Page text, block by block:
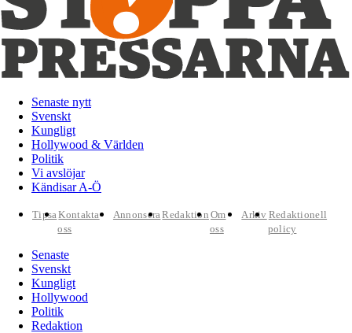
Senaste nytt
Svenskt
Kungligt
Hollywood & Världen
Politik
Vi avslöjar
Kändisar A-Ö
TipsaKontakta
oss
AnnonseraRedaktion Om
oss
Arkiv Redaktionell
policy
Senaste
Svenskt
Kungligt
Hollywood
Politik
Redaktion